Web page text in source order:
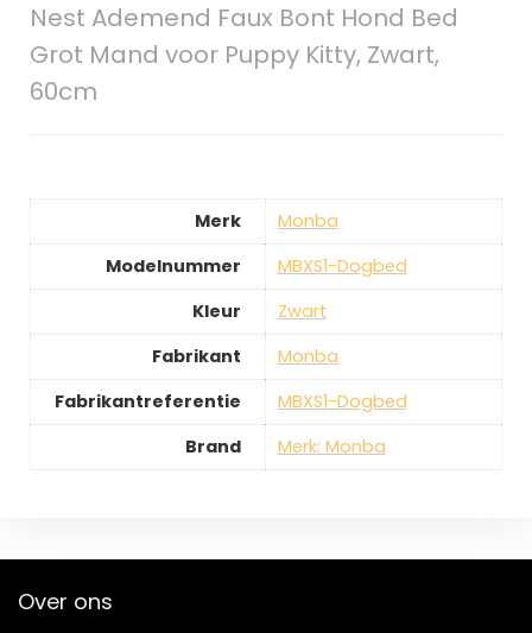
Nest Ademend Faux Bont Hond Bed
Grot Mand voor Puppy Kitty, Zwart,
60cm
Merk
‎Monba
Modelnummer
‎MBXS1-Dogbed
Kleur
‎Zwart
Fabrikant
‎Monba
Fabrikantreferentie
‎MBXS1-Dogbed
Brand
Merk: Monba
Over ons